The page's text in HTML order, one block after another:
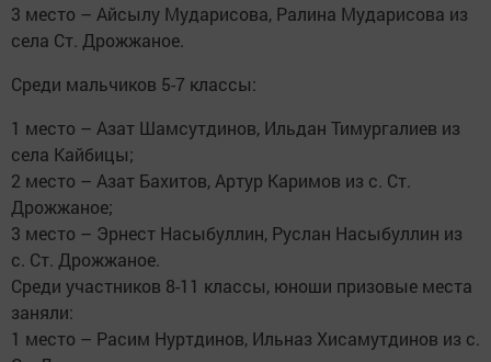
3 место – Айсылу Мударисова, Ралина Мударисова из
села Ст. Дрожжаное.
Среди мальчиков 5-7 классы:
1 место – Азат Шамсутдинов, Ильдан Тимургалиев из
села Кайбицы;
2 место – Азат Бахитов, Артур Каримов из с. Ст.
Дрожжаное;
3 место – Эрнест Насыбуллин, Руслан Насыбуллин из
с. Ст. Дрожжаное.
Среди участников 8-11 классы, юноши призовые места
заняли:
1 место – Расим Нуртдинов, Ильназ Хисамутдинов из с.